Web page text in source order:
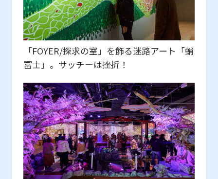
「FOYER/探求の室」を飾る迷路アート「蛸
富⼠」。サッチーは挫折！